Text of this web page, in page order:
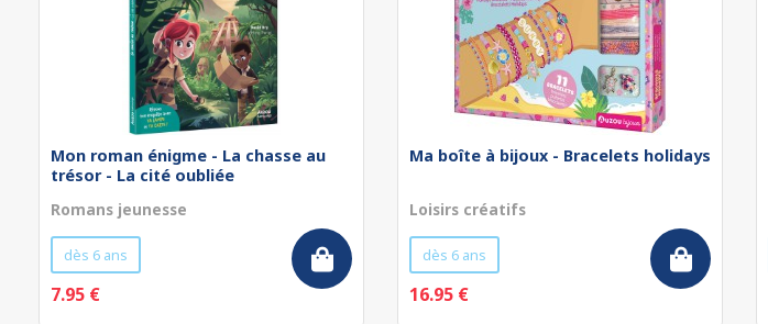
Mon roman énigme - La chasse au
trésor - La cité oubliée
Romans jeunesse
dès 6 ans
7.95 €
Ma boîte à bijoux - Bracelets holidays
Loisirs créatifs
dès 6 ans
16.95 €